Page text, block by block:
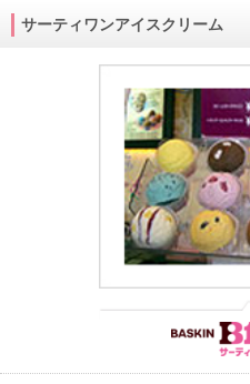
サーティワンアイスクリーム